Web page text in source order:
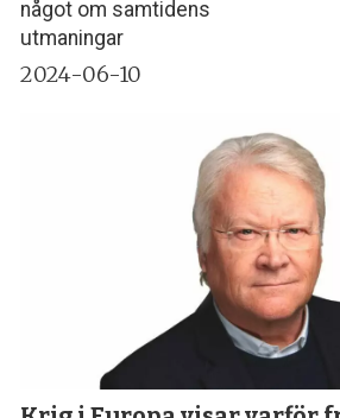
något om samtidens
utmaningar
2024-06-10